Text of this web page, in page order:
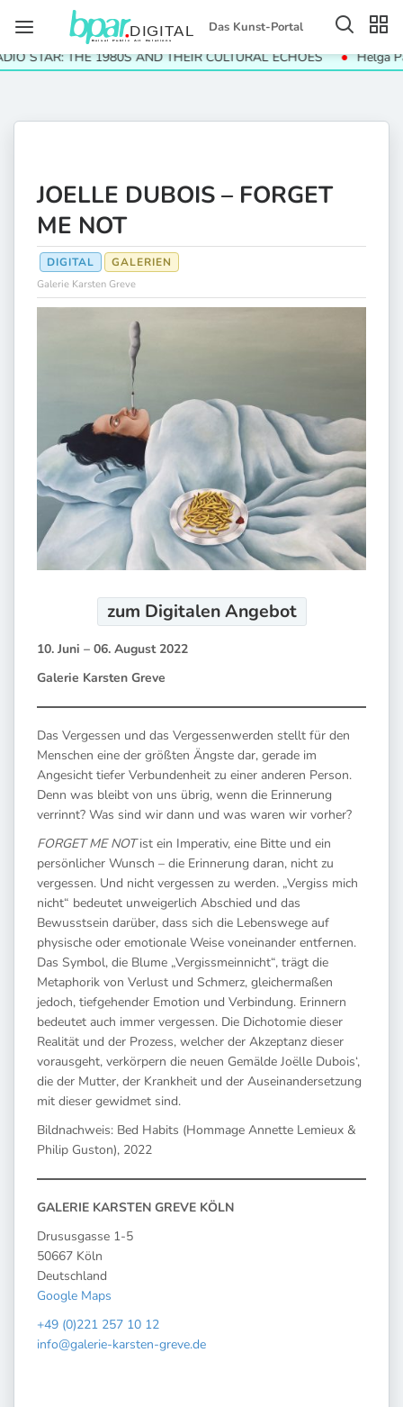
Das Kunst-Portal
THE 1980S AND THEIR CULTURAL ECHOES Helga Paris.
JOELLE DUBOIS – FORGET
ME NOT
DIGITAL GALERIEN
Galerie Karsten Greve
zum DigitalenAngebot
10. Juni – 06. August 2022
Galerie Karsten Greve
Das Vergessen und das Vergessenwerden stellt für den
Menschen eine der größten Ängste dar, gerade im
Angesicht tiefer Verbundenheit zu einer anderen Person.
Denn was bleibt von uns übrig, wenn die Erinnerung
verrinnt? Was sind wir dann und was waren wir vorher?
FORGET ME NOTist ein Imperativ, eine Bitte und ein
persönlicher Wunsch – die Erinnerung daran, nicht zu
vergessen. Und nicht vergessen zu werden. „Vergiss mich
nicht“ bedeutet unweigerlich Abschied und das
Bewusstsein darüber, dass sich die Lebenswege auf
physische oder emotionale Weise voneinander entfernen.
Das Symbol, die Blume „Vergissmeinnicht“, trägt die
Metaphorik von Verlust und Schmerz, gleichermaßen
jedoch, tiefgehender Emotion und Verbindung. Erinnern
bedeutet auch immer vergessen. Die Dichotomie dieser
Realität und der Prozess, welcher der Akzeptanz dieser
vorausgeht, verkörpern die neuen Gemälde Joëlle Dubois‘,
die der Mutter, der Krankheit und der Auseinandersetzung
mit dieser gewidmet sind.
Bildnachweis: Bed Habits (Hommage Annette Lemieux &
Philip Guston), 2022
GALERIE KARSTEN GREVE KÖLN
Drususgasse 1-5
50667 Köln
Deutschland
Google Maps
+49 (0)221 257 10 12
info@galerie-karsten-greve.de